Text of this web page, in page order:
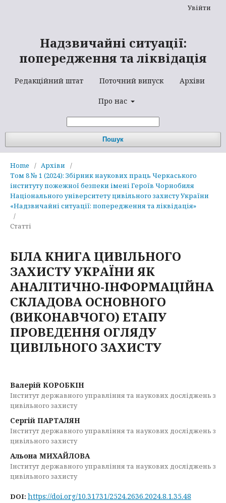
Надзвичайні ситуації:
попередження та ліквідація
Редакційний штат Поточний випуск Архіви
Про нас
Пошук
Увійти
Home / Архіви
/
Том 8 № 1 (2024): Збірник наукових праць Черкаського
інституту пожежної безпеки імені Героїв Чорнобиля
Національного університету цивільного захисту України
«Надзвичайні ситуації: попередження та ліквідація»
/
Статті
БІЛА КНИГА ЦИВІЛЬНОГО
ЗАХИСТУ УКРАЇНИ ЯК
АНАЛІТИЧНО-ІНФОРМАЦІЙНА
СКЛАДОВА ОСНОВНОГО
(ВИКОНАВЧОГО) ЕТАПУ
ПРОВЕДЕННЯ ОГЛЯДУ
ЦИВІЛЬНОГО ЗАХИСТУ
Валерій КОРОБКІН
Інститут державного управління та наукових досліджень з
цивільного захисту
Сергій ПАРТАЛЯН
Інститут державного управління та наукових досліджень з
цивільного захисту
Альона МИХАЙЛОВА
Інститут державного управління та наукових досліджень з
цивільного захисту
DOI: https://doi.org/10.31731/2524.2636.2024.8.1.35.48